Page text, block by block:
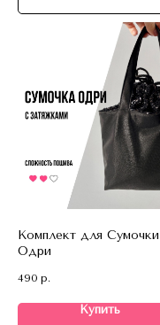
Комплект для Сумочки
Одри
490 р.
Купить